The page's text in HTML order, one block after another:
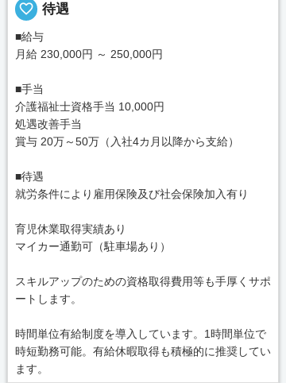
favorite_border 待遇
■給与
月給 230,000円 ～ 250,000円
■手当
介護福祉士資格手当 10,000円
処遇改善手当
賞与 20万～50万（入社4カ月以降から支給）
■待遇
就労条件により雇用保険及び社会保険加入有り
育児休業取得実績あり
マイカー通勤可（駐車場あり）
スキルアップのための資格取得費用等も手厚くサポ
ートします。
時間単位有給制度を導入しています。1時間単位で
時短勤務可能。有給休暇取得も積極的に推奨してい
ます。